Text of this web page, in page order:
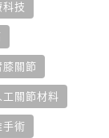
科技
膝關節
工關節材料
手術